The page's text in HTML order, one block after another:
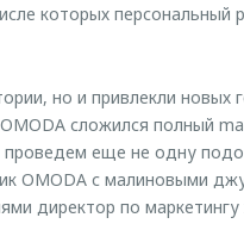
которых персональный
но и привлекли новых
сложился полный
проведем еще не одну
OMODA с малиновыми
директор по маркетингу